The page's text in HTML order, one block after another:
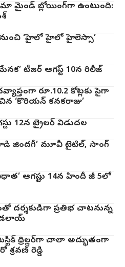
మైండ్ బ్లోయింగ్‌గా ఉంటుంది:
నుంచి ‘హైలో హైలో హైలెస్సా’
టీజర్ ఆగస్ట్ 10న రిలీజ్
రూ.10.2 కోట్లకు పైగా
‘కొరియన్ కనకరాజు’
12న ట్రైలర్ విడుదల
జింద‌గీ’ మూవీ టైటిల్, సాంగ్
ఆగష్టు 14న హిందీ జీ 5లో
దర్శకుడిగా ప్రతిభ చాటనున్న
థ్రిల్లర్‌గా చాలా అద్భుతంగా
శ్రవణ్ రెడ్డి